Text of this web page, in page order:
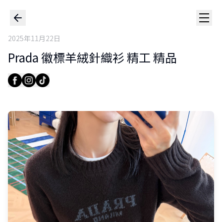
2025年11月22日
Prada 徽標羊絨針織衫 精工 精品